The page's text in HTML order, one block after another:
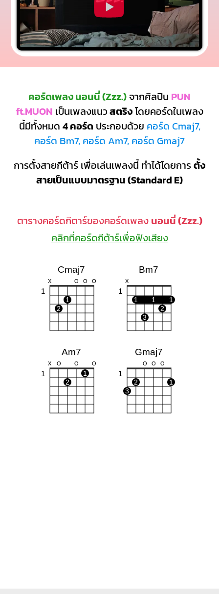
คอร์ดเพลง นอนนี่ (Zzz.) จากศิลปิน PUN
ft.MUON เป็นเพลงแนวสตริงโดยคอร์ดในเพลง
นี้มีทั้งหมด 4 คอร์ด ประกอบด้วย คอร์ด Cmaj7,
คอร์ด Bm7, คอร์ด Am7, คอร์ด Gmaj7
การตั้งสายกีต้าร์ เพื่อเล่นเพลงนี้ ทำได้โดยการตั้ง
สายเป็นแบบมาตรฐาน (Standard E)
ตารางคอร์ดกีตาร์ของคอร์ดเพลง นอนนี่ (Zzz.)
คลิกที่คอร์ดกีต้าร์เพื่อฟังเสียง
Cmaj7
X O O O
1
1
2
Bm7
X
1
1 1
1
2
3
Am7
X O O O
1
1
2
Gmaj7
O O O
1
2
1
3